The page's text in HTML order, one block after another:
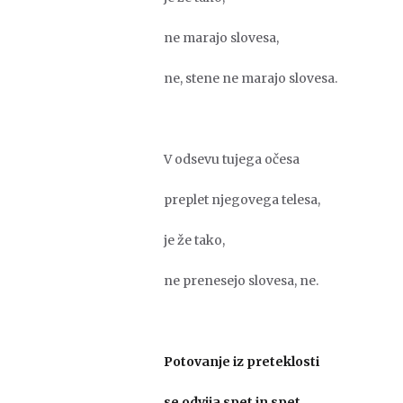
ne marajo slovesa,
ne, stene ne marajo slovesa.
V odsevu tujega očesa
preplet njegovega telesa,
je že tako,
ne prenesejo slovesa, ne.
Potovanje iz preteklosti